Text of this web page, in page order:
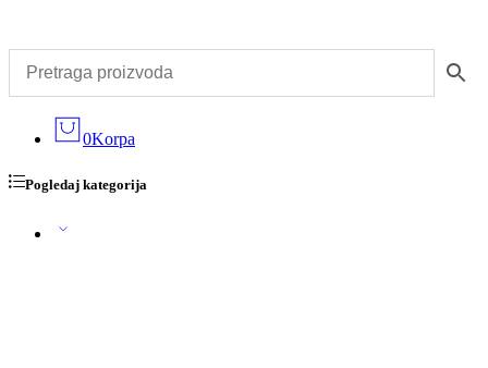
0Korpa
Pogledaj kategorija